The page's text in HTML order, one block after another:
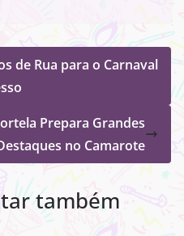
de Rua para o Carnaval
Prepara Grandes
no Camarote
também